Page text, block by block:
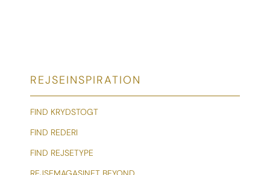
REJSEINSPIRATION
FIND KRYDSTOGT
FIND REDERI
FIND REJSETYPE